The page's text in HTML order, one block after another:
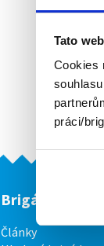
Tato
Cookies
práci/
Brigádníci
Články